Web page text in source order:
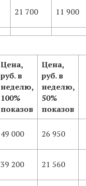
21 700 11 900
Цена,
руб. в
неделю,
100%
показов
Цена,
руб. в
неделю,
50%
показов
49 000 26 950
39 200 21 560